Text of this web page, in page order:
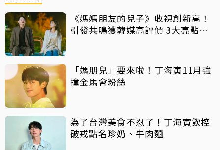
《媽媽朋友的兒子》收視創新高！
引發共鳴獲韓媒高評價 3大亮點一
「媽朋兒」要來啦！丁海寅11月強
撞金馬會粉絲
為了台灣美食不忍了！丁海寅飲控
破戒點名珍奶、牛肉麵